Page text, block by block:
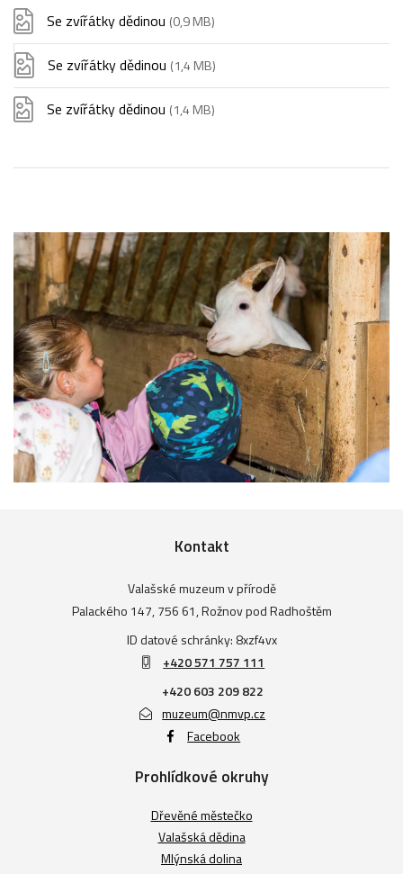
Se zvířátky dědinou (0,9 MB)
Se zvířátky dědinou (1,4 MB)
Se zvířátky dědinou (1,4 MB)
Kontakt
Valašské muzeum v přírodě
Palackého 147, 756 61, Rožnov pod Radhoštěm
ID datové schránky: 8xzf4vx
+420 571 757 111
+420 603 209 822
muzeum@nmvp.cz
Facebook
Prohlídkové okruhy
Dřevěné městečko
Valašská dědina
Mlýnská dolina